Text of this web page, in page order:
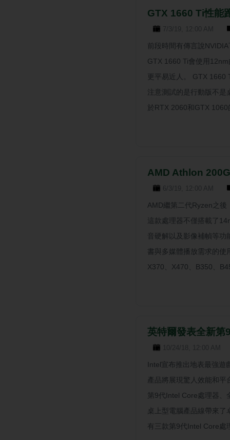
GTX 1660 Ti性能
7/3/19, 12:00 AM
前段時間有傳言說
GTX 1660 Ti會使用
更平易近人。 GTX 1660
注意測試的是行動版不
於RTX 2060和GTX
AMD Athlon
6/3/19, 12:00 AM
AMD繼第二代Ryzen之
這款處理器不僅搭載了
音硬解以及影像補幀等
書與多媒體播放需求的
X370、X470、B350、
英特爾發表全新
10/24/18, 12:00 AM
Intel宣布推出地表最強遊
產品將展現驚人效能和
第9代Intel Core處理器、
桌上型電腦產品線帶來
有三款第9代Intel Core處